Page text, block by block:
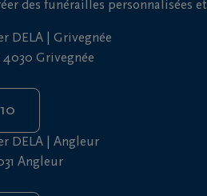
des funérailles personnalisées
DELA | Grivegnée
Grivegnée
DELA | Angleur
Angleur